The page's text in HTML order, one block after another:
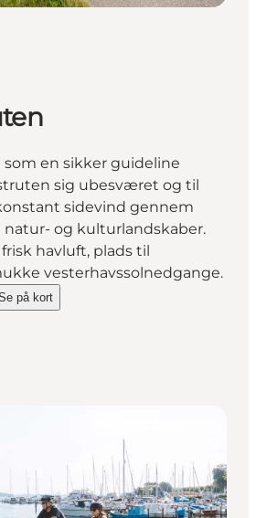
som en sikker guideline
sig ubesværet og til
sidevind gennem
og kulturlandskaber.
havluft, plads til
vesterhavssolnedgange.
på kort
Vestkystruten on_map